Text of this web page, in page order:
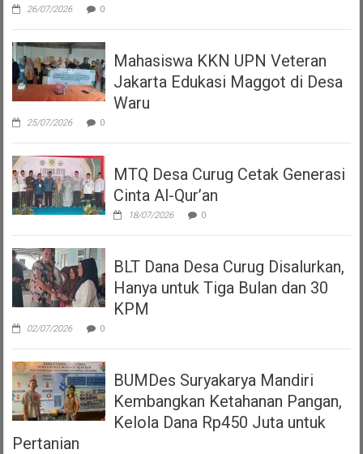
26/07/2026 0
Mahasiswa KKN UPN Veteran
Jakarta Edukasi Maggot di Desa
Waru
25/07/2026 0
MTQ Desa Curug Cetak Generasi
Cinta Al-Qur’an
18/07/2026 0
BLT Dana Desa Curug Disalurkan,
Hanya untuk Tiga Bulan dan 30
KPM
02/07/2026 0
BUMDes Suryakarya Mandiri
Kembangkan Ketahanan Pangan,
Kelola Dana Rp450 Juta untuk
Pertanian